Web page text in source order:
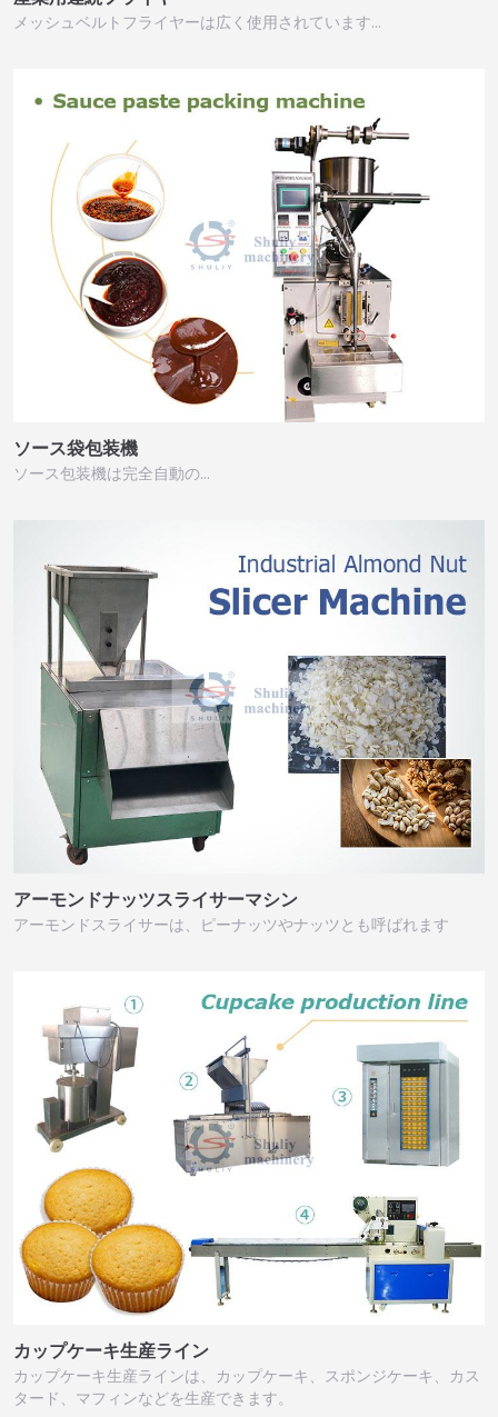
メッシュベルトフライヤーは広く使用されています…
ソース袋包装機
ソース包装機は完全自動の…
アーモンドナッツスライサーマシン
アーモンドスライサーは、ピーナッツやナッツとも呼ばれます
カップケーキ生産ライン
カップケーキ生産ラインは、カップケーキ、スポンジケーキ、カス
タード、マフィンなどを生産できます。